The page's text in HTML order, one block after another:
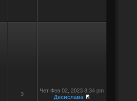
3
Чет Фев 02, 2023 8:34 pm
Десислава